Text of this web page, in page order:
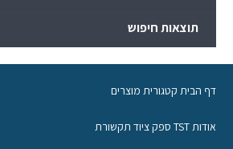
תוצאות חיפוש
דף הבית קטגורית מוצרים
אודות TST ספק ציוד תקשורת